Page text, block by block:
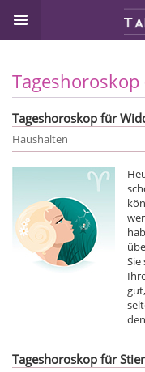
Tageshoroskop für
Haushalten
Tageshoroskop für